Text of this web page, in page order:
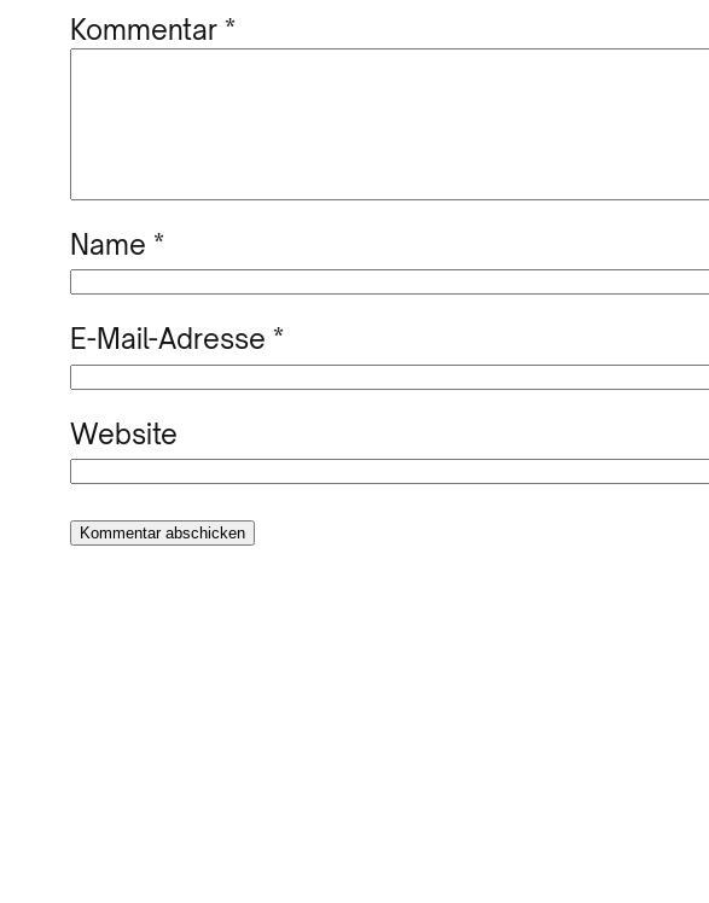
Kommentar *
Name *
E-Mail-Adresse *
Website